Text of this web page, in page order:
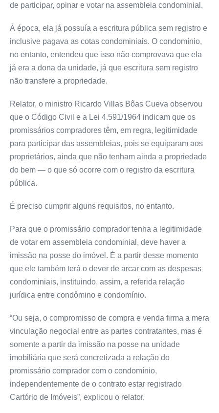
de participar, opinar e votar na assembleia condominial.
À época, ela já possuía a escritura pública sem registro e
inclusive pagava as cotas condominiais. O condomínio,
no entanto, entendeu que isso não comprovava que ela
já era a dona da unidade, já que escritura sem registro
não transfere a propriedade.
Relator, o ministro Ricardo Villas Bôas Cueva observou
que o Código Civil e a Lei 4.591/1964 indicam que os
promissários compradores têm, em regra, legitimidade
para participar das assembleias, pois se equiparam aos
proprietários, ainda que não tenham ainda a propriedade
do bem — o que só ocorre com o registro da escritura
pública.
É preciso cumprir alguns requisitos, no entanto.
Para que o promissário comprador tenha a legitimidade
de votar em assembleia condominial, deve haver a
imissão na posse do imóvel. É a partir desse momento
que ele também terá o dever de arcar com as despesas
condominiais, instituindo, assim, a referida relação
jurídica entre condômino e condomínio.
“Ou seja, o compromisso de compra e venda firma a mera
vinculação negocial entre as partes contratantes, mas é
somente a partir da imissão na posse na unidade
imobiliária que será concretizada a relação do
promissário comprador com o condomínio,
independentemente de o contrato estar registrado
Cartório de Imóveis”, explicou o relator.